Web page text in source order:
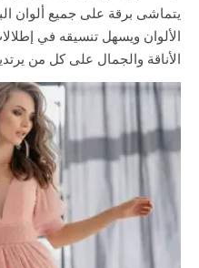
يتماشى برقة على جميع ألوان
الألوان ويسهل تنسيقه في
الأناقة والجمال على كل من